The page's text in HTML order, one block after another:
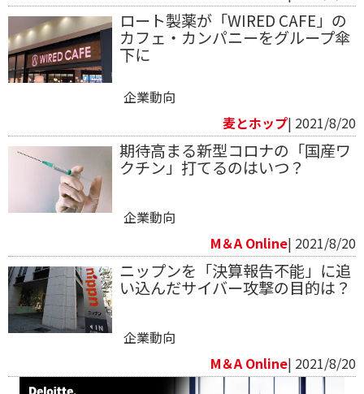
ロート製薬が「WIRED CAFE」の
カフェ・カンパニーをグループ傘
下に
企業動向
麦とホップ| 2021/8/20
期待高まる新型コロナの「国産ワ
クチン」打てるのはいつ？
企業動向
M＆A Online| 2021/8/20
ニップンを「決算報告不能」に追
い込んだサイバー攻撃の目的は？
企業動向
M＆A Online| 2021/8/20